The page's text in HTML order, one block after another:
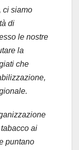
ci siamo
di
le nostre
la
che
ai
puntano